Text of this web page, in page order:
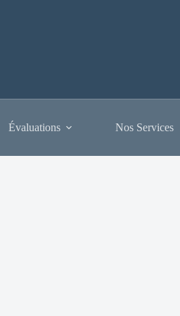
Évaluations Nos Services